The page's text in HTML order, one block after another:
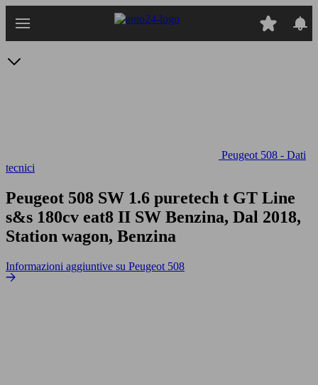
Peugeot 508 - Dati
tecnici
Peugeot 508 SW 1.6 puretech t GT Line
s&s 180cv eat8 II SW Benzina, Dal 2018,
Station wagon, Benzina
Informazioni aggiuntive su Peugeot 508